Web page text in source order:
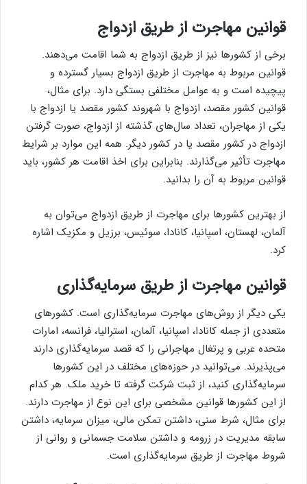
قوانین مهاجرت از طریق ازدواج
برخی از کشورها نیز از طریق ازدواج به شما اقامت می‌دهند.
قوانین مربوط به مهاجرت از طریق ازدواج بسیار گسترده و
پیچیده است و به عوامل مختلفی بستگی دارد. برای مثال،
قوانین کشور مقصد، ازدواج با شهروند کشور مقصد یا ازدواج با
یکی از مهاجران، تعداد سال‌های گذشته از ازدواج، صورت گرفتن
ازدواج در کشور مقصد یا در کشور دیگر. همه این موارد بر شرایط
مهاجرت تأثیر می‌گذارند. بنابراین برای اخذ اقامت هر کشور، باید
قوانین مربوط به آن را بدانید.
از بهترین کشورها برای مهاجرت از طریق ازدواج می‌توان به
آلمان، لهستان، اسپانیا، کانادا، سوئیس، برزیل و مکزیک اشاره
کرد.
قوانین مهاجرت از طریق سرمایه‌گذاری
یکی دیگر از روش‌های مهاجرت سرمایه‌گذاری است. کشورهای
متعددی از جمله کانادا، اسپانیا، آلمان، استرالیا، فرانسه، امارات
متحده عربی و پرتغال مهاجرانی را که قصد سرمایه‌گذاری دارند
می‌پذیرند. می‌توانید در حوزه‌های مختلف در این کشورها
سرمایه‌گذاری کنید، از ثبت شرکت گرفته تا خرید ملک. هر کدام
از این کشورها قوانین مشخصی برای این نوع از مهاجرت دارند.
برای مثال، شرط سنی، داشتن تمکن مالی، میزان سرمایه، داشتن
سابقه مدیریت در زرومه و داشتن سلامت جسمانی و روانی از
شروط مهاجرت از طریق سرمایه‌گذاری است.